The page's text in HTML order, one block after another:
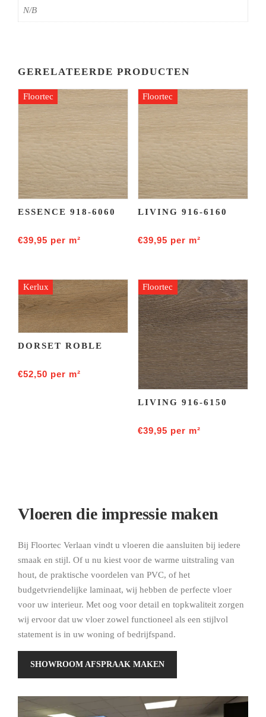
N/B
GERELATEERDE PRODUCTEN
Floortec
ESSENCE 918-6060
€39,95 per m²
Floortec
LIVING 916-6160
€39,95 per m²
Kerlux
DORSET ROBLE
€52,50 per m²
Floortec
LIVING 916-6150
€39,95 per m²
Vloeren die impressie maken
Bij Floortec Verlaan vindt u vloeren die aansluiten bij iedere
smaak en stijl. Of u nu kiest voor de warme uitstraling van
hout, de praktische voordelen van PVC, of het
budgetvriendelijke laminaat, wij hebben de perfecte vloer
voor uw interieur. Met oog voor detail en topkwaliteit zorgen
wij ervoor dat uw vloer zowel functioneel als een stijlvol
statement is in uw woning of bedrijfspand.
SHOWROOM AFSPRAAK MAKEN